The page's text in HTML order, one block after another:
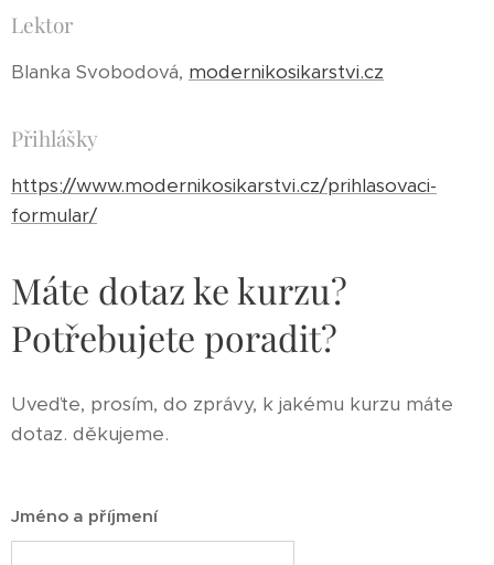
Lektor
Blanka Svobodová, modernikosikarstvi.cz
Přihlášky
https://www.modernikosikarstvi.cz/prihlasovaci-
formular/
Máte dotaz ke kurzu?
Potřebujete poradit?
Uveďte, prosím, do zprávy, k jakému kurzu máte
dotaz. děkujeme.
Jméno a příjmení